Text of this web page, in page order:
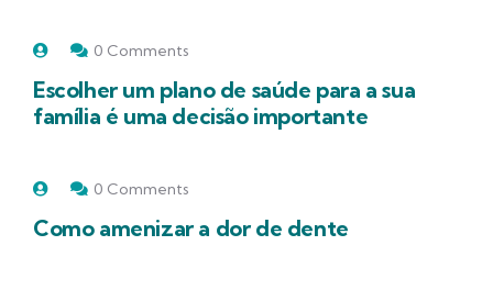
0 Comments
Escolher um plano de saúde para a sua
família é uma decisão importante
0 Comments
Como amenizar a dor de dente